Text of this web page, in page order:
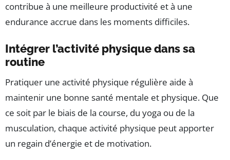
contribue à une meilleure productivité et à une
endurance accrue dans les moments difficiles.
Intégrer l’activité physique dans sa
routine
Pratiquer une activité physique régulière aide à
maintenir une bonne santé mentale et physique. Que
ce soit par le biais de la course, du yoga ou de la
musculation, chaque activité physique peut apporter
un regain d’énergie et de motivation.